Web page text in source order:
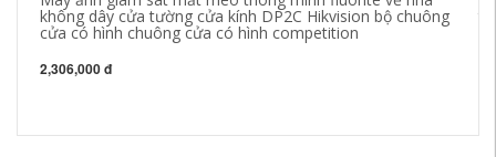
không dây cửa tường cửa kính DP2C Hikvision bộ chuông
cửa có hình chuông cửa có hình competition
2,306,000 đ